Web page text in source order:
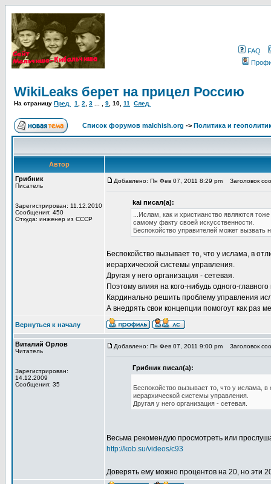
FAQ
WikiLeaks берет на прицел Россию
На страницу Пред. 1 2 3 9 10 11 След.
Список форумов malchish.org -> Политика и
Автор
Грибник
Писатель
Зарегистрирован: 11.12.2010
Сообщения: 450
Откуда: инженер из СССР
Добавлено: Пн Фев 07, 2011 8:29 pm Заголовок
kai писал(а):
...Ислам, как и христианство являются
самому факту своей искусственности.
Беспокойство управителей может вызвать
Беспокойство вызывает то, что у ислама, в
иерархической системы управления.
Другая у него организация - сетевая.
Поэтому влияя на кого-нибудь одного-
Кардинально решить проблему управления
А внедрять свои концепции помогоут как раз
Вернуться к началу
Виталий Орлов
Читатель
Зарегистрирован:
14.12.2009
Сообщения: 35
Добавлено: Пн Фев 07, 2011 9:00 pm Заголовок
Грибник писал(а):
Беспокойство вызывает то, что у ислама,
иерархической системы управления.
Другая у него организация - сетевая.
Весьма рекомендую просмотреть или
http://kob.su/videos/c93
Доверять ему можно процентов на 20, но эти